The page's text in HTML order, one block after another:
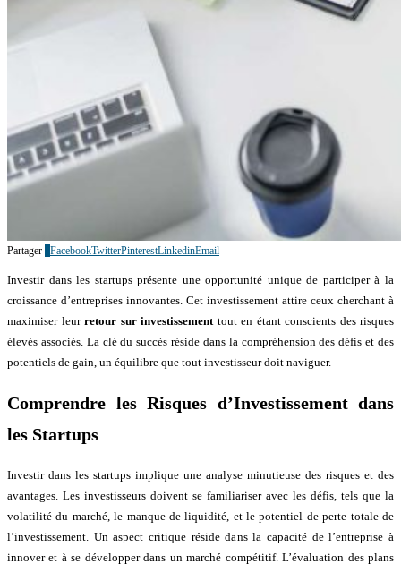
Partager FacebookTwitterPinterestLinkedinEmail
Investir dans les startups présente une opportunité unique de participer à la
croissance d’entreprises innovantes. Cet investissement attire ceux cherchant à
maximiser leur retour sur investissementtout en étant conscients des risques
élevés associés. La clé du succès réside dans la compréhension des défis et des
potentiels de gain, un équilibre que tout investisseur doit naviguer.
Comprendre les Risques d’Investissement dans
les Startups
Investir dans les startups implique une analyse minutieuse des risques et des
avantages. Les investisseurs doivent se familiariser avec les défis, tels que la
volatilité du marché, le manque de liquidité, et le potentiel de perte totale de
l’investissement. Un aspect critique réside dans la capacité de l’entreprise à
innover et à se développer dans un marché compétitif. L’évaluation des plans